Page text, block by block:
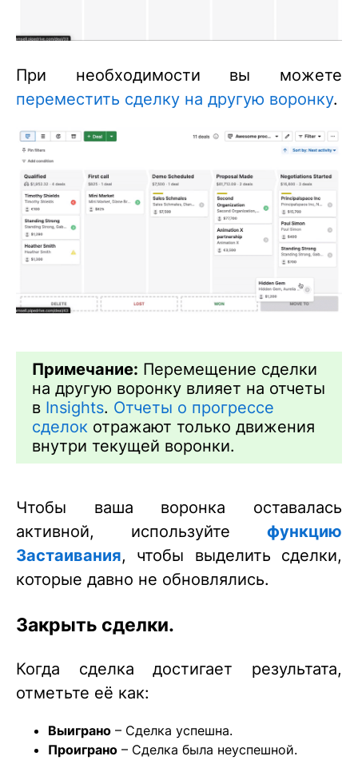
При необходимости вы можете
переместить сделку на другую воронку.
Примечание: Перемещение сделки
на другую воронку влияет на отчеты
в Insights. Отчеты о прогрессе
сделок отражают только движения
внутри текущей воронки.
Чтобы ваша воронка оставалась
активной, используйте функцию
Застаивания, чтобы выделить сделки,
которые давно не обновлялись.
Закрыть сделки.
Когда сделка достигает результата,
отметьте её как:
Выиграно – Сделка успешна.
Проиграно – Сделка была неуспешной.